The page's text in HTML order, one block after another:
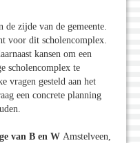
zijde van de gemeente.
voor dit scholencomplex.
kansen om een
scholencomplex te
vragen gesteld aan het
een concrete planning
van B en W Amstelveen,